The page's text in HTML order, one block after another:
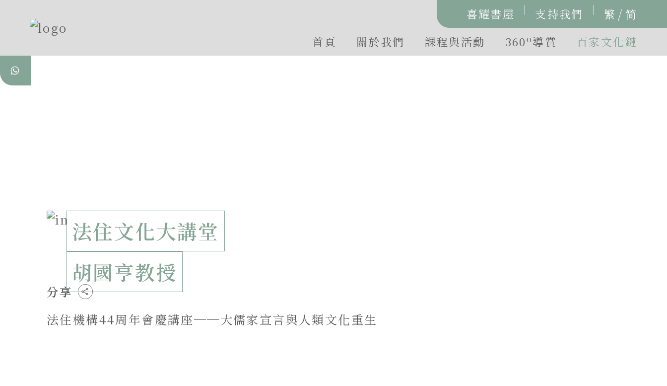
喜耀書屋 支持我們 繁 / 简
首頁
關於我們 課程與活動 360o導賞 百家文化鏈
法住文化大講堂
胡國亨教授
分享
法住機構44周年會慶講座──大儒家宣言與人類文化重生